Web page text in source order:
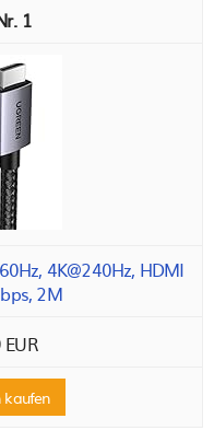
1
4K@240Hz, HDMI
2M
kaufen